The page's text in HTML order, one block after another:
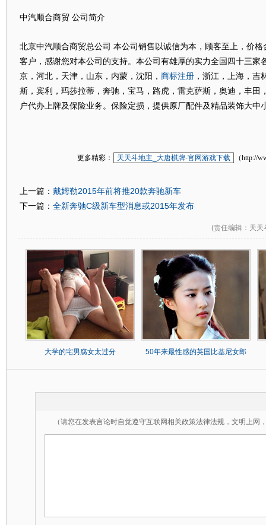
中汽顺合商贸 公司简介
北京中汽顺合商贸总公司 本公司销售以诚信为本，顾客至上，价
客户，感谢您对本公司的支持。本公司有雄厚的实力全国四十三家
京，河北，天津，山东，内蒙，沈阳， 商标注册，浙江，上海，吉
斯，宾利，玛莎拉蒂，奔驰，宝马，路虎，雷克萨斯，奥迪，丰田
户代办上牌及保险业务。保险定损，提供原厂配件及精品装饰大中
更多精彩： 天天斗地主_大唐棋牌-官网游戏下载 （http://
上一篇： 戴姆勒2015年前将推20款奔驰新车
下一篇： 全新奔驰C级新车型消息或2015年发布
(责任编辑 ：天
大学的宅男腐女太过分 50年来最性感的英国比基尼女郎
（请您在发表言论时自觉遵守互联网相关政策法律法规，文明上网